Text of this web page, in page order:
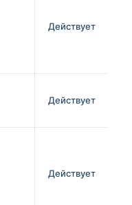
Действует
Действует
Действует